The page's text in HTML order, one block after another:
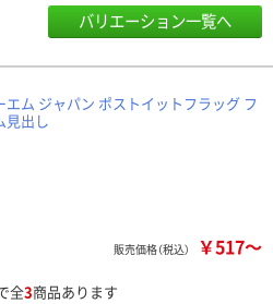
バリエーション一覧へ
エム ジャパン ポストイットフラッグ フ
見出し
販売価格（税込） ￥517～
全3商品あります